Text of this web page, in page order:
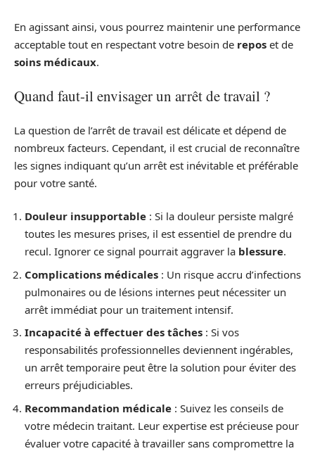
En agissant ainsi, vous pourrez maintenir une performance
acceptable tout en respectant votre besoin de repos et de
soins médicaux.
Quand faut-il envisager un arrêt de travail ?
La question de l’arrêt de travail est délicate et dépend de
nombreux facteurs. Cependant, il est crucial de reconnaître
les signes indiquant qu’un arrêt est inévitable et préférable
pour votre santé.
Douleur insupportable : Si la douleur persiste malgré
toutes les mesures prises, il est essentiel de prendre du
recul. Ignorer ce signal pourrait aggraver la blessure.
Complications médicales : Un risque accru d’infections
pulmonaires ou de lésions internes peut nécessiter un
arrêt immédiat pour un traitement intensif.
Incapacité à effectuer des tâches : Si vos
responsabilités professionnelles deviennent ingérables,
un arrêt temporaire peut être la solution pour éviter des
erreurs préjudiciables.
Recommandation médicale : Suivez les conseils de
votre médecin traitant. Leur expertise est précieuse pour
évaluer votre capacité à travailler sans compromettre la